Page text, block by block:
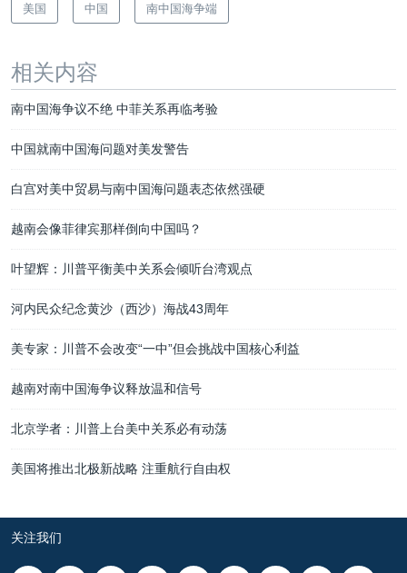
美国 中国 南中国海争端
相关内容
南中国海争议不绝 中菲关系再临考验
中国就南中国海问题对美发警告
白宫对美中贸易与南中国海问题表态依然强硬
越南会像菲律宾那样倒向中国吗？
叶望辉：川普平衡美中关系会倾听台湾观点
河内民众纪念黄沙（西沙）海战43周年
美专家：川普不会改变“一中”但会挑战中国核心利益
越南对南中国海争议释放温和信号
北京学者：川普上台美中关系必有动荡
美国将推出北极新战略 注重航行自由权
关注我们